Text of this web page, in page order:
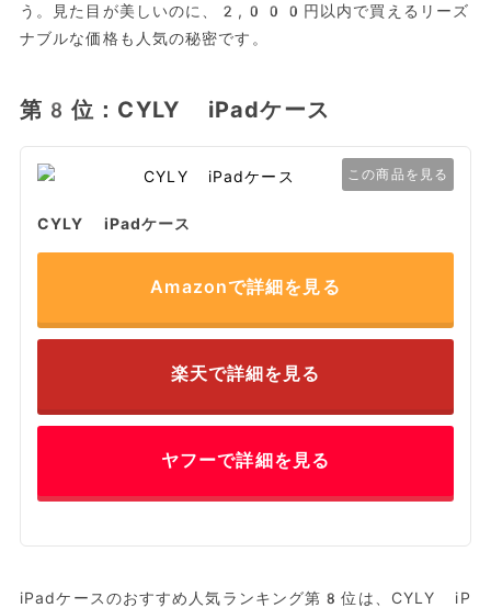
う。見た目が美しいのに、2,000円以内で買えるリーズ
ナブルな価格も人気の秘密です。
第8位：CYLY iPadケース
この商品を見る
CYLY iPadケース
Amazonで詳細を見る
楽天で詳細を見る
ヤフーで詳細を見る
iPadケースのおすすめ人気ランキング第8位は、CYLY iP